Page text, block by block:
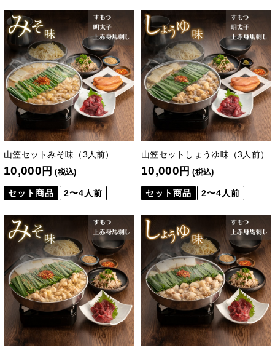
山笠セットみそ味（3人前）
10,000 円 (税込)
セット商品 2〜4人前
山笠セットしょうゆ味（3人前）
10,000 円 (税込)
セット商品 2〜4人前